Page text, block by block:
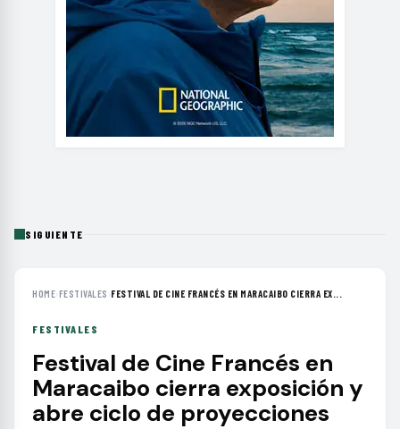
SIGUIENTE
HOME›FESTIVALES ›FESTIVAL DE CINE FRANCÉS EN MARACAIBO CIERRA EX...
FESTIVALES
Festival de Cine Francés en
Maracaibo cierra exposición y
abre ciclo de proyecciones